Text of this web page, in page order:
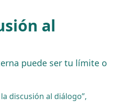
al
puede ser tu límite o
discusión al diálogo”,